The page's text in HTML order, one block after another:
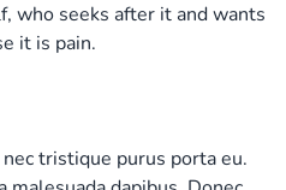
who seeks after it and wants
it is pain.
tristique purus porta eu.